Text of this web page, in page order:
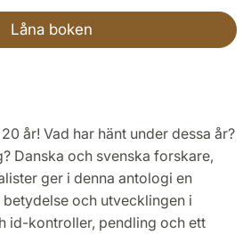
Låna boken
år! Vad har hänt under dessa år?
Danska och svenska forskare,
ger i denna antologi en
och utvecklingen i
id-kontroller, pendling och ett